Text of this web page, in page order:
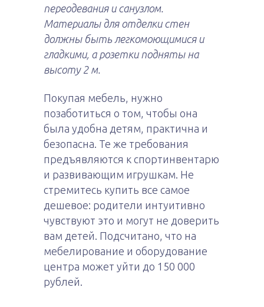
переодевания и санузлом.
Материалы для отделки стен
должны быть легкомоющимися и
гладкими, а розетки подняты на
высоту 2 м.
Покупая мебель, нужно
позаботиться о том, чтобы она
была удобна детям, практична и
безопасна. Те же требования
предъявляются к спортинвентарю
и развивающим игрушкам. Не
стремитесь купить все самое
дешевое: родители интуитивно
чувствуют это и могут не доверить
вам детей. Подсчитано, что на
мебелирование и оборудование
центра может уйти до 150 000
рублей.